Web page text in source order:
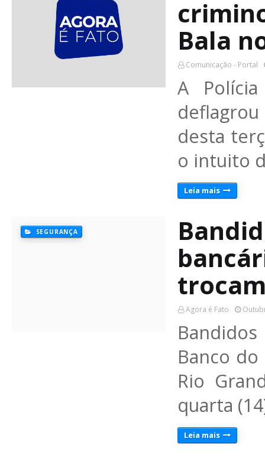
Bala
Comunicação - Portal
A
desta
o intuito
Leia mais
SEGURANÇA
Agora é Fato
Banco
Rio
quarta
Leia mais